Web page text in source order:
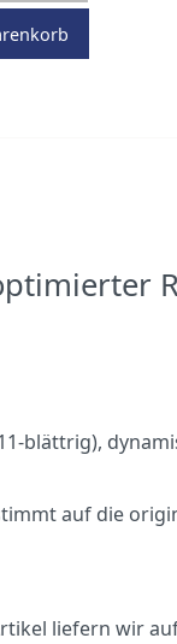
blättrig),
auf die
liefern wir